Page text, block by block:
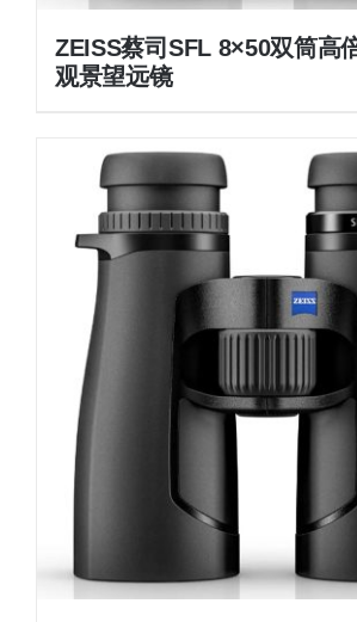
ZEISS蔡司SFL 8×50双筒高
观景望远镜